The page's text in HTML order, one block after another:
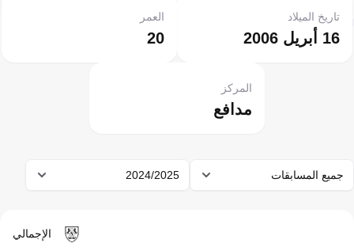
16 أبريل 2006
تاريخ الميلاد
20
العمر
مدافع
المركز
جميع المسابقات 2024/2025
الإجمالي